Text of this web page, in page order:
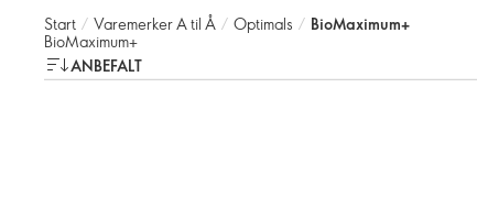
Start / Varemerker A til Å / Optimals / BioMaximum+
BioMaximum+
ANBEFALT